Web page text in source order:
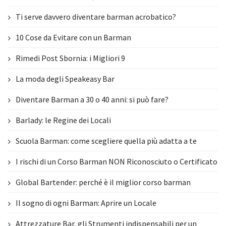
Ti serve davvero diventare barman acrobatico?
10 Cose da Evitare con un Barman
Rimedi Post Sbornia: i Migliori 9
La moda degli Speakeasy Bar
Diventare Barman a 30 o 40 anni: si può fare?
Barlady: le Regine dei Locali
Scuola Barman: come scegliere quella più adatta a te
I rischi di un Corso Barman NON Riconosciuto o Certificato
Global Bartender: perché è il miglior corso barman
Il sogno di ogni Barman: Aprire un Locale
Attrezzature Bar, gli Strumenti indispensabili per un